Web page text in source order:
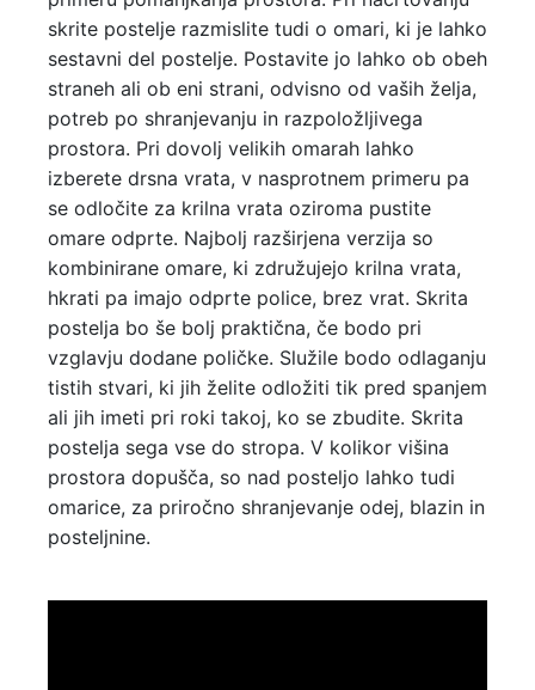
skrite postelje razmislite tudi o omari, ki je lahko
sestavni del postelje. Postavite jo lahko ob obeh
straneh ali ob eni strani, odvisno od vaših želja,
potreb po shranjevanju in razpoložljivega
prostora. Pri dovolj velikih omarah lahko
izberete drsna vrata, v nasprotnem primeru pa
se odločite za krilna vrata oziroma pustite
omare odprte. Najbolj razširjena verzija so
kombinirane omare, ki združujejo krilna vrata,
hkrati pa imajo odprte police, brez vrat. Skrita
postelja bo še bolj praktična, če bodo pri
vzglavju dodane poličke. Služile bodo odlaganju
tistih stvari, ki jih želite odložiti tik pred spanjem
ali jih imeti pri roki takoj, ko se zbudite. Skrita
postelja sega vse do stropa. V kolikor višina
prostora dopušča, so nad posteljo lahko tudi
omarice, za priročno shranjevanje odej, blazin in
posteljnine.